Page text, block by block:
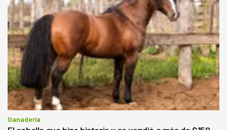
Ganadería